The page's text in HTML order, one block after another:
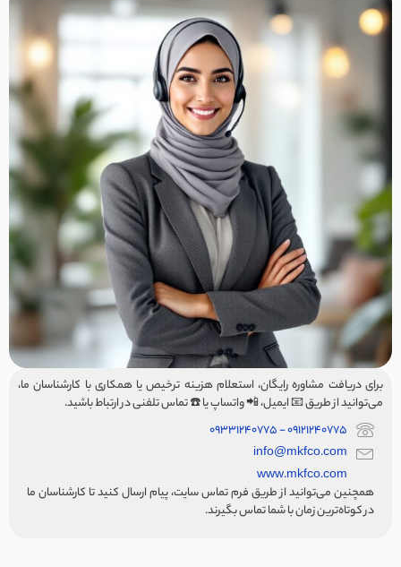
برای دریافت مشاوره رایگان، استعلام هزینه ترخیص یا همکاری با کارشناسان ما،
می‌توانید از طریق 📧 ایمیل، 📲 واتساپ یا ☎️ تماس تلفنی در ارتباط باشید.
09121240775 - 09331240775
info@mkfco.com
www.mkfco.com
همچنین می‌توانید از طریق فرم تماس سایت، پیام ارسال کنید تا کارشناسان ما
در کوتاه‌ترین زمان با شما تماس بگیرند.